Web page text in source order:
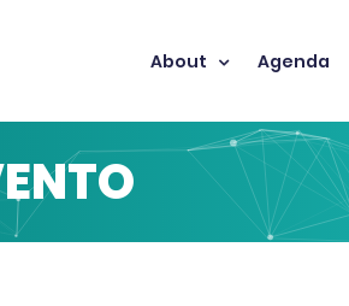
About Agenda